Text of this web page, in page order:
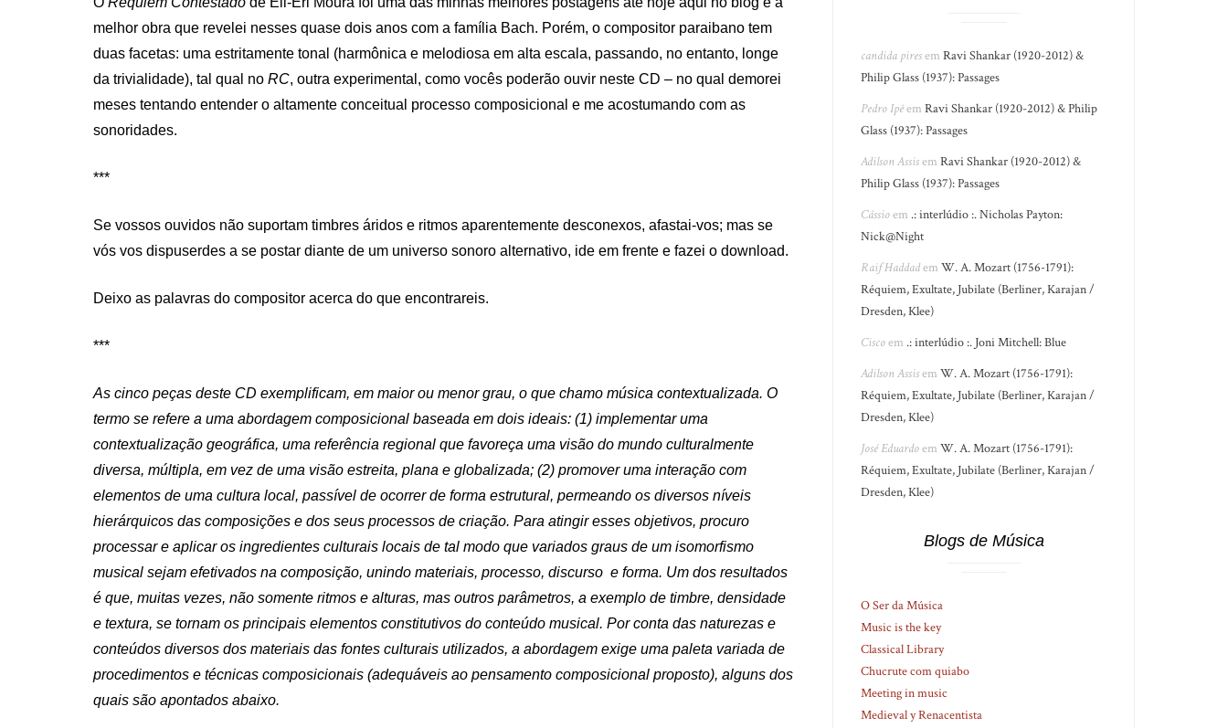
melhor obra que revelei nesses quase dois anos com a família Bach. Porém, o compositor paraibano tem
duas facetas: uma estritamente tonal (harmônica e melodiosa em alta escala, passando, no entanto, longe
da trivialidade), tal qual no RC, outra experimental, como vocês poderão ouvir neste CD – no qual demorei
meses tentando entender o altamente conceitual processo composicional e me acostumando com as
sonoridades.
***
Se vossos ouvidos não suportam timbres áridos e ritmos aparentemente desconexos, afastai-vos; mas se
vós vos dispuserdes a se postar diante de um universo sonoro alternativo, ide em frente e fazei o download.
Deixo as palavras do compositor acerca do que encontrareis.
***
As cinco peças deste CD exemplificam, em maior ou menor grau, o que chamo música contextualizada. O
termo se refere a uma abordagem composicional baseada em dois ideais: (1) implementar uma
contextualização geográfica, uma referência regional que favoreça uma visão do mundo culturalmente
diversa, múltipla, em vez de uma visão estreita, plana e globalizada; (2) promover uma interação com
elementos de uma cultura local, passível de ocorrer de forma estrutural, permeando os diversos níveis
hierárquicos das composições e dos seus processos de criação. Para atingir esses objetivos, procuro
processar e aplicar os ingredientes culturais locais de tal modo que variados graus de um isomorfismo
musical sejam efetivados na composição, unindo materiais, processo, discurso e forma. Um dos resultados
é que, muitas vezes, não somente ritmos e alturas, mas outros parâmetros, a exemplo de timbre, densidade
e textura, se tornam os principais elementos constitutivos do conteúdo musical. Por conta das naturezas e
conteúdos diversos dos materiais das fontes culturais utilizados, a abordagem exige uma paleta variada de
procedimentos e técnicas composicionais (adequáveis ao pensamento composicional proposto), alguns dos
quais são apontados abaixo.
candida piresemRavi Shankar (1920-2012) &
Philip Glass (1937): Passages
Pedro IpêemRavi Shankar (1920-2012) & Philip
Glass (1937): Passages
Adilson AssisemRavi Shankar (1920-2012) &
Philip Glass (1937): Passages
Cássioem .: interlúdio :. Nicholas Payton:
Nick@Night
Raif HaddademW. A. Mozart (1756-1791):
Réquiem, Exultate, Jubilate (Berliner, Karajan /
Dresden, Klee)
Ciscoem .: interlúdio :. Joni Mitchell: Blue
Adilson AssisemW. A. Mozart (1756-1791):
Réquiem, Exultate, Jubilate (Berliner, Karajan /
Dresden, Klee)
José EduardoemW. A. Mozart (1756-1791):
Réquiem, Exultate, Jubilate (Berliner, Karajan /
Dresden, Klee)
Blogs de Música
O Ser da Música
Music is the key
Classical Library
Chucrute com quiabo
Meeting in music
Medieval y Renacentista